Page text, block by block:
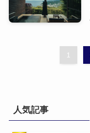
1
人気記事